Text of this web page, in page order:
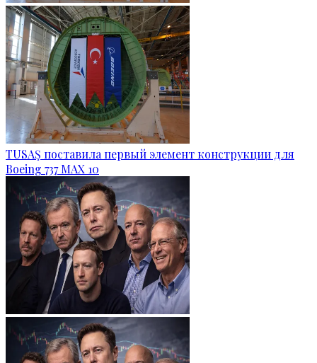
TUSAŞ поставила первый элемент конструкции для
Boeing 737 MAX 10